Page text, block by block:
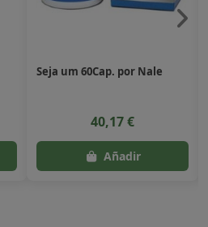
Entrega entre 7 y 10 dias
Seja um 60Cap. por Nale
40,17 €